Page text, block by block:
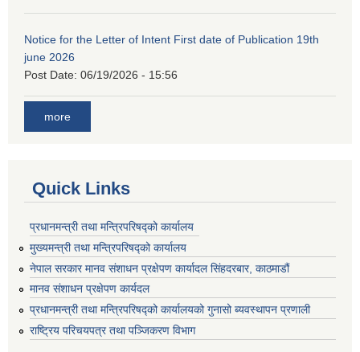
Notice for the Letter of Intent First date of Publication 19th
june 2026
Post Date: 06/19/2026 - 15:56
more
Quick Links
प्रधानमन्त्री तथा मन्त्रिपरिषद्को कार्यालय
मुख्यमन्त्री तथा मन्त्रिपरिषद्को कार्यालय
नेपाल सरकार मानव संशाधन प्रक्षेपण कार्यादल सिंहदरबार, काठमाडौं
मानव संशाधन प्रक्षेपण कार्यदल
प्रधानमन्त्री तथा मन्त्रिपरिषद्को कार्यालयको गुनासो ब्यवस्थापन प्रणाली
राष्ट्रिय परिचयपत्र तथा पञ्जिकरण विभाग